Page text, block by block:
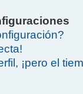
¡pero el